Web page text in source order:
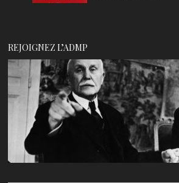
REJOIGNEZ L’ADMP